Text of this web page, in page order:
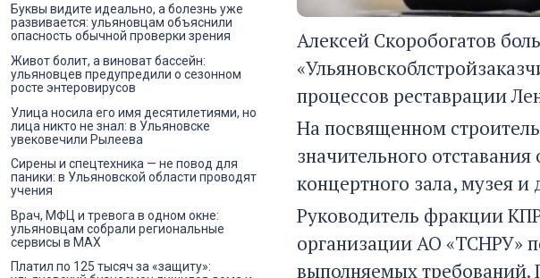
Алексей Скоробогатов
процессов реставрации
На посвященном
значительного
концертного зала, музея
Руководитель фракции
организации АО «ТСНРУ»
выполняемых
Буквы видите идеально, а болезнь уже
развивается: ульяновцам объяснили
опасность обычной проверки зрения
Живот болит, а виноват бассейн:
ульяновцев предупредили о сезонном
росте энтеровирусов
Улица носила его имя десятилетиями, но
лица никто не знал: в Ульяновске
увековечили Рылеева
Сирены и спецтехника — не повод для
паники: в Ульяновской области проводят
учения
Врач, МФЦ и тревога в одном окне:
ульяновцам собрали региональные
сервисы в MAX
Платил по 125 тысяч за «защиту»: